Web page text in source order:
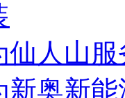
仙人山
新奥新